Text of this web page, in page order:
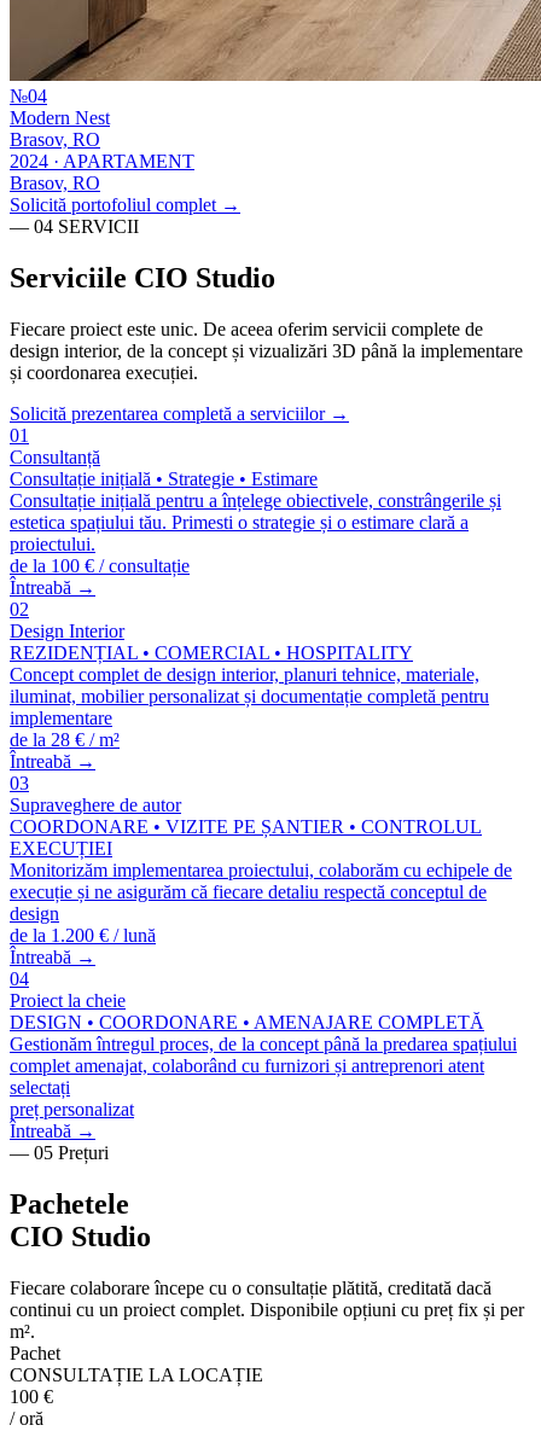
№04
Modern Nest
Brasov, RO
2024 · APARTAMENT
Brasov, RO
Solicită portofoliul complet →
— 04 SERVICII
Serviciile CIO Studio
Fiecare proiect este unic. De aceea oferim servicii complete de
design interior, de la concept și vizualizări 3D până la implementare
și coordonarea execuției.
Solicită prezentarea completă a serviciilor →
01
Consultanță
Consultație inițială • Strategie • Estimare
Consultație inițială pentru a înțelege obiectivele, constrângerile și
estetica spațiului tău. Primesti o strategie și o estimare clară a
proiectului.
de la 100 € / consultație
Întreabă →
02
Design Interior
REZIDENȚIAL • COMERCIAL • HOSPITALITY
Concept complet de design interior, planuri tehnice, materiale,
iluminat, mobilier personalizat și documentație completă pentru
implementare
de la 28 € / m²
Întreabă →
03
Supraveghere de autor
COORDONARE • VIZITE PE ȘANTIER • CONTROLUL
EXECUȚIEI
Monitorizăm implementarea proiectului, colaborăm cu echipele de
execuție și ne asigurăm că fiecare detaliu respectă conceptul de
design
de la 1.200 € / lună
Întreabă →
04
Proiect la cheie
DESIGN • COORDONARE • AMENAJARE COMPLETĂ
Gestionăm întregul proces, de la concept până la predarea spațiului
complet amenajat, colaborând cu furnizori și antreprenori atent
selectați
preț personalizat
Întreabă →
— 05 Prețuri
Pachetele
CIO Studio
Fiecare colaborare începe cu o consultație plătită, creditată dacă
continui cu un proiect complet. Disponibile opțiuni cu preț fix și per
m².
Pachet
CONSULTAȚIE LA LOCAȚIE
100 €
/ oră